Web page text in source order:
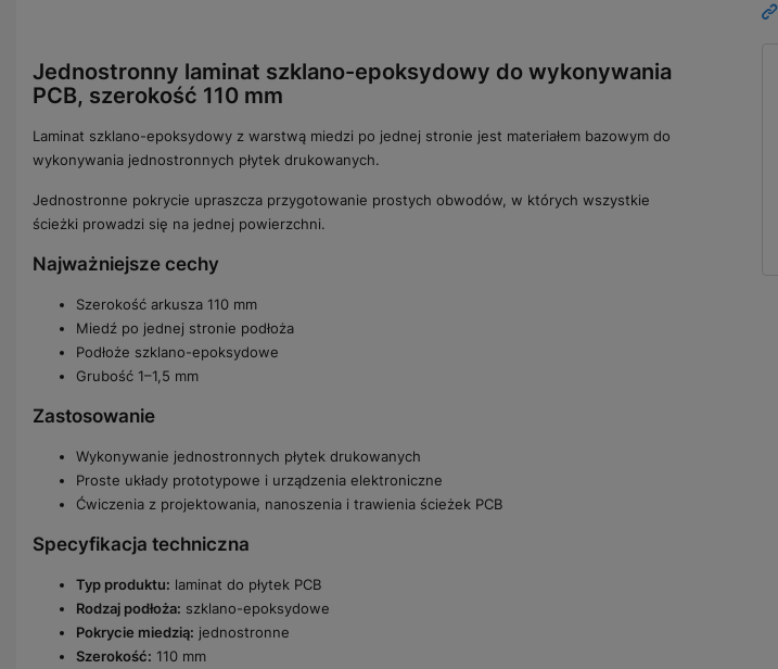
Jednostronny laminat szklano-epoksydowy do wykonywania
PCB, szerokość 110 mm
Laminat szklano-epoksydowy z warstwą miedzi po jednej stronie jest materiałem bazowym do
wykonywania jednostronnych płytek drukowanych.
Jednostronne pokrycie upraszcza przygotowanie prostych obwodów, w których wszystkie
ścieżki prowadzi się na jednej powierzchni.
Najważniejsze cechy
Szerokość arkusza 110 mm
Miedź po jednej stronie podłoża
Podłoże szklano-epoksydowe
Grubość 1–1,5 mm
Zastosowanie
Wykonywanie jednostronnych płytek drukowanych
Proste układy prototypowe i urządzenia elektroniczne
Ćwiczenia z projektowania, nanoszenia i trawienia ścieżek PCB
Specyfikacja techniczna
Typ produktu: laminat do płytek PCB
Rodzaj podłoża: szklano-epoksydowe
Pokrycie miedzią: jednostronne
Szerokość: 110 mm